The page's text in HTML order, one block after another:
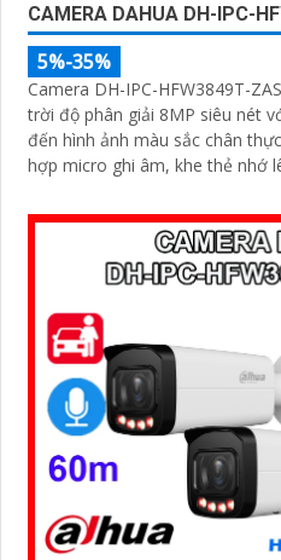
CAMERA DAHUA DH-IPC-
5%-35%
Camera DH-IPC-HFW3849T-
trời độ phân giải 8MP siêu nét
đến hình ảnh màu sắc chân thực
hợp micro ghi âm, khe thẻ nhớ
xe, nâng cao hiệu quả giám sát
bụi nước và hỗ trợ PoE giá rẻ